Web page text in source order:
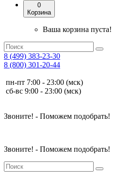
0
Корзина
Ваша корзина пуста!
8 (499) 383-23-30
8 (800) 301-20-44
пн-пт 7:00 - 23:00 (мск)
сб-вс 9:00 - 23:00 (мск)
Звоните! - Поможем подобрать!
Звоните! - Поможем подобрать!